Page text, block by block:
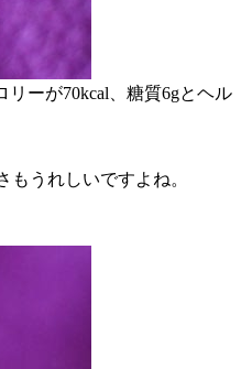
ーが70kcal、糖質6gとヘル
うれしいですよね。